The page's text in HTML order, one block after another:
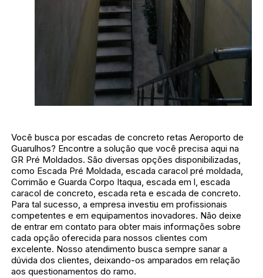
Você busca por escadas de concreto retas Aeroporto de
Guarulhos? Encontre a solução que você precisa aqui na
GR Pré Moldados. São diversas opções disponibilizadas,
como Escada Pré Moldada, escada caracol pré moldada,
Corrimão e Guarda Corpo Itaqua, escada em l, escada
caracol de concreto, escada reta e escada de concreto.
Para tal sucesso, a empresa investiu em profissionais
competentes e em equipamentos inovadores. Não deixe
de entrar em contato para obter mais informações sobre
cada opção oferecida para nossos clientes com
excelente. Nosso atendimento busca sempre sanar a
dúvida dos clientes, deixando-os amparados em relação
aos questionamentos do ramo.